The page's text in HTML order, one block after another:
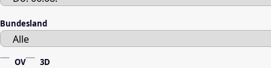
Bundesland
OV 3D